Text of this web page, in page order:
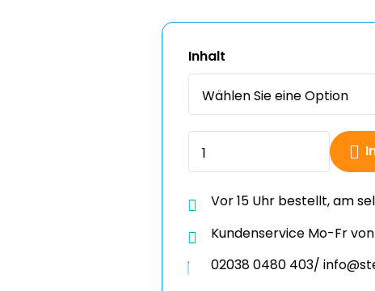
Inhalt
Vor 15 Uhr bestellt, am
Kundenservice Mo-Fr
02038 0480 403/